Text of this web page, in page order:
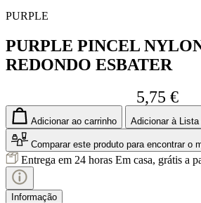
PURPLE
PURPLE PINCEL
REDONDO ESBATER
5,75 €
Adicionar ao carrinho Adicionar à Lista
Comparar este produto para encontrar o
Entrega em 24 horas Em casa, grátis a
Informação